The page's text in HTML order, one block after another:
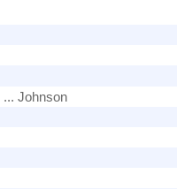
... Johnson